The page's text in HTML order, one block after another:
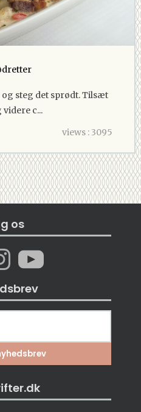
steg det sprødt. Tilsæt
c...
views : 3095
os